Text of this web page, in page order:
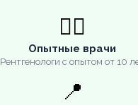
👨‍⚕️
Опытные врачи
Рентгенологи с опытом от 10
📍